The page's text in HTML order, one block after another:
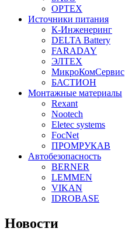
OPTEX
Источники питания
К-Инженеринг
DELTA Battery
FARADAY
ЭЛТЕХ
МикроКомСервис
БАСТИОН
Монтажные материалы
Rexant
Nootech
Eletec systems
FocNet
ПРОМРУКАВ
Автобезопасность
BERNER
LEMMEN
VIKAN
IDROBASE
Новости